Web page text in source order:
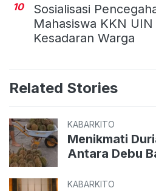
10
Sosialisasi
Mahasiswa KKN
Kesadaran Warga
Related Stories
KABARKITO
Menikmati
Antara Debu
KABARKITO